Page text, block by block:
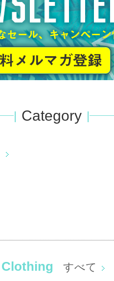
Category
すべて